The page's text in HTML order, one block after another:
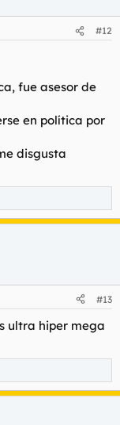
#12
fue asesor de
en política por
disgusta
#13
ultra hiper mega